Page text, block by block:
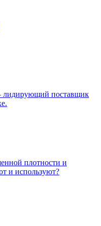
поставщик
плотности и
и используют?